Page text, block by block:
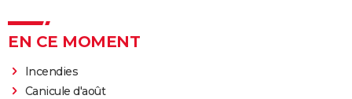
EN CE MOMENT
Incendies
Canicule d'août